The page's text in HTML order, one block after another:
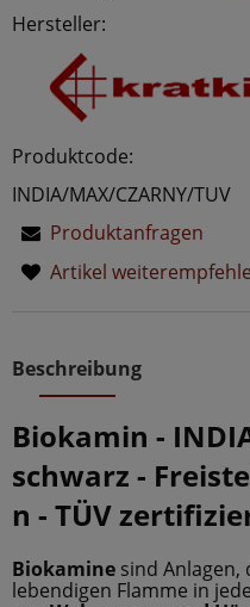
Hersteller:
Produktcode:
INDIA/MAX/CZARNY/TUV
Produktanfragen
Artikel
Beschreibung
Biokamin -
schwarz -
n - TÜV
Biokamine sind Anlagen,
lebendigen Flamme in